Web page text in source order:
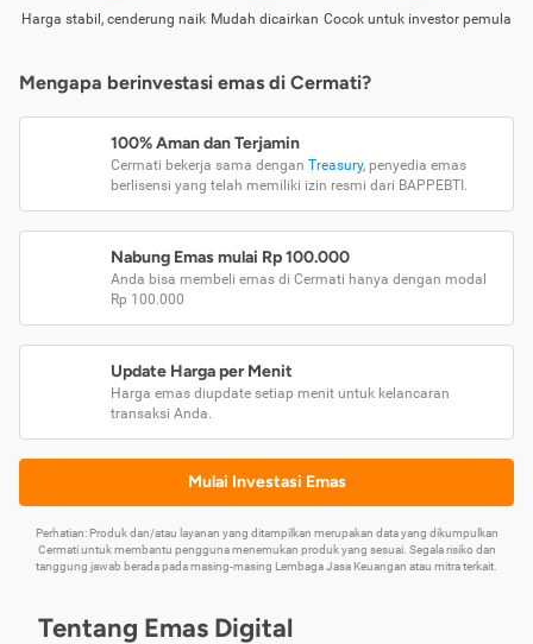
Harga stabil, cenderung naik Mudah dicairkan Cocok untuk investor pemula
Mengapa berinvestasi emas di Cermati?
100% Aman dan Terjamin
Cermati bekerja sama dengan Treasury, penyedia emas
berlisensi yang telah memiliki izin resmi dari BAPPEBTI.
Nabung Emas mulai Rp 100.000
Anda bisa membeli emas di Cermati hanya dengan modal
Rp 100.000
Update Harga per Menit
Harga emas diupdate setiap menit untuk kelancaran
transaksi Anda.
Mulai Investasi Emas
Perhatian: Produk dan/atau layanan yang ditampilkan merupakan data yang dikumpulkan
Cermati untuk membantu pengguna menemukan produk yang sesuai. Segala risiko dan
tanggung jawab berada pada masing-masing Lembaga Jasa Keuangan atau mitra terkait.
Tentang Emas Digital